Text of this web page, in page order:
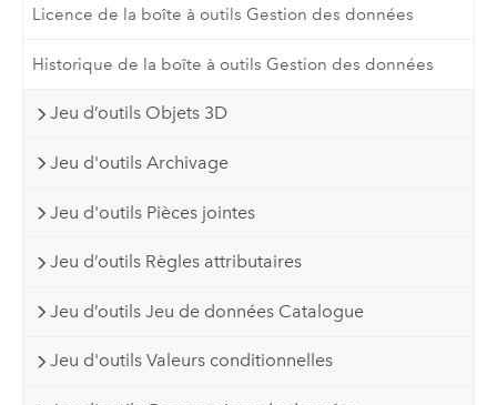
Licence de la boîte à outils Gestion des données
Historique de la boîte à outils Gestion des données
Jeu d’outils Objets 3D
Jeu d'outils Archivage
Jeu d'outils Pièces jointes
Jeu d’outils Règles attributaires
Jeu d’outils Jeu de données Catalogue
Jeu d'outils Valeurs conditionnelles